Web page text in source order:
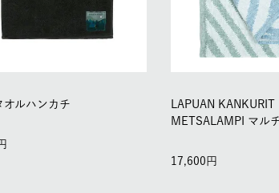
オルハンカチ
LAPUAN KANKURIT
METSALAMPI マル
17,600